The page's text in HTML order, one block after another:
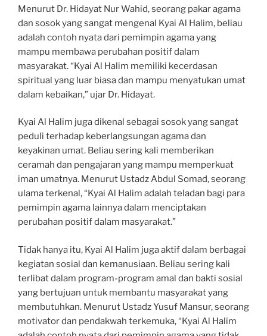
Menurut Dr. Hidayat Nur Wahid, seorang pakar agama
dan sosok yang sangat mengenal Kyai Al Halim, beliau
adalah contoh nyata dari pemimpin agama yang
mampu membawa perubahan positif dalam
masyarakat. “Kyai Al Halim memiliki kecerdasan
spiritual yang luar biasa dan mampu menyatukan umat
dalam kebaikan,” ujar Dr. Hidayat.
Kyai Al Halim juga dikenal sebagai sosok yang sangat
peduli terhadap keberlangsungan agama dan
keyakinan umat. Beliau sering kali memberikan
ceramah dan pengajaran yang mampu memperkuat
iman umatnya. Menurut Ustadz Abdul Somad, seorang
ulama terkenal, “Kyai Al Halim adalah teladan bagi para
pemimpin agama lainnya dalam menciptakan
perubahan positif dalam masyarakat.”
Tidak hanya itu, Kyai Al Halim juga aktif dalam berbagai
kegiatan sosial dan kemanusiaan. Beliau sering kali
terlibat dalam program-program amal dan bakti sosial
yang bertujuan untuk membantu masyarakat yang
membutuhkan. Menurut Ustadz Yusuf Mansur, seorang
motivator dan pendakwah terkemuka, “Kyai Al Halim